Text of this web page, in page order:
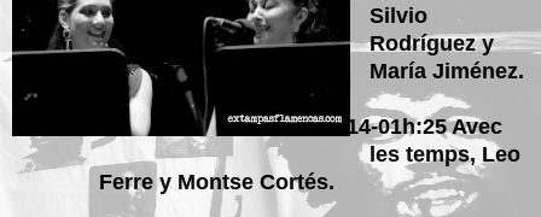
Silvio
Rodríguez y
María Jiménez.
14-01h:25 Avec
les temps, Leo
Ferre y Montse Cortés.